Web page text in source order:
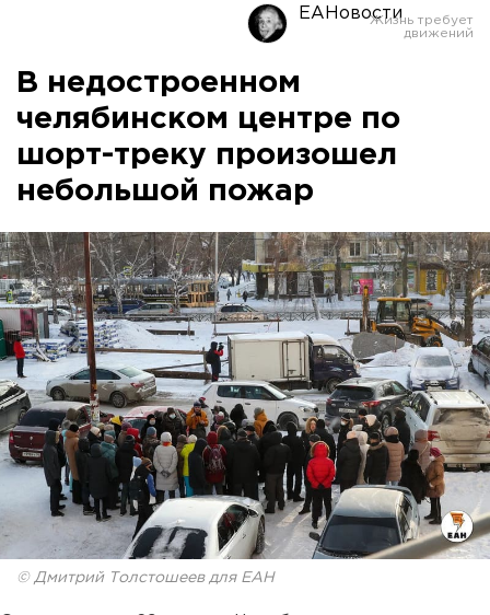
ЕАНовости
В недостроенном
челябинском центре по
шорт-треку произошел
небольшой пожар
© Дмитрий Толстошеев для ЕАН